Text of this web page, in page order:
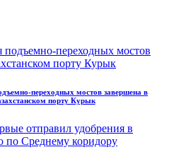
переходных мостов завершена в
порту Курык